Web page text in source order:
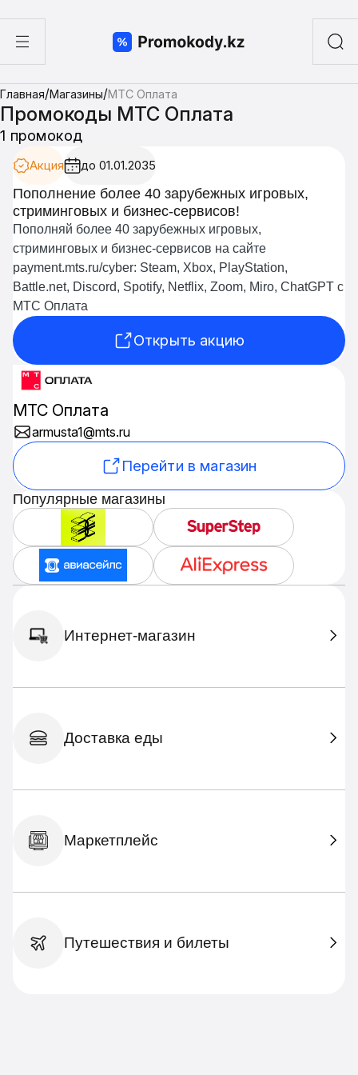
суши
Главная/Магазины/МТС Оплата
Промокоды МТС Оплата
1 промокод
Акция до 01.01.2035
Пополнение более 40 зарубежных игровых,
стриминговых и бизнес-сервисов!
Пополняй более 40 зарубежных игровых,
стриминговых и бизнес-сервисов на сайте
payment.mts.ru/cyber: Steam, Xbox, PlayStation,
Battle.net, Discord, Spotify, Netflix, Zoom, Miro, ChatGPT с
МТС Оплата
Открыть акцию
МТС Оплата
armusta1@mts.ru
Перейти в магазин
Популярные магазины
Интернет-магазин
Доставка еды
Маркетплейс
Путешествия и билеты